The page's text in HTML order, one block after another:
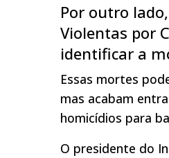
Por outro
Violentas por
identificar a
Essas mortes
mas acabam
homicídios para
O presidente do